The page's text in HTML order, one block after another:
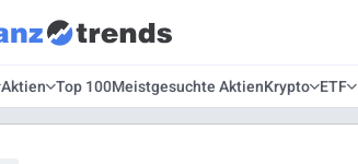
Aktien Top 100Meistgesuchte AktienKrypto ETF